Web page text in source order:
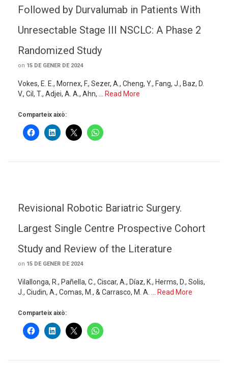
Followed by Durvalumab in Patients With
Unresectable Stage III NSCLC: A Phase 2
Randomized Study
on 15 DE GENER DE 2024
Vokes, E. E., Mornex, F., Sezer, A., Cheng, Y., Fang, J., Baz, D.
V., Cil, T., Adjei, A. A., Ahn, …
Read More
Comparteix això:
Revisional Robotic Bariatric Surgery.
Largest Single Centre Prospective Cohort
Study and Review of the Literature
on 15 DE GENER DE 2024
Vilallonga, R., Pañella, C., Ciscar, A., Díaz, K., Herms, D., Solis,
J., Ciudin, A., Comas, M., & Carrasco, M. A. …
Read More
Comparteix això: